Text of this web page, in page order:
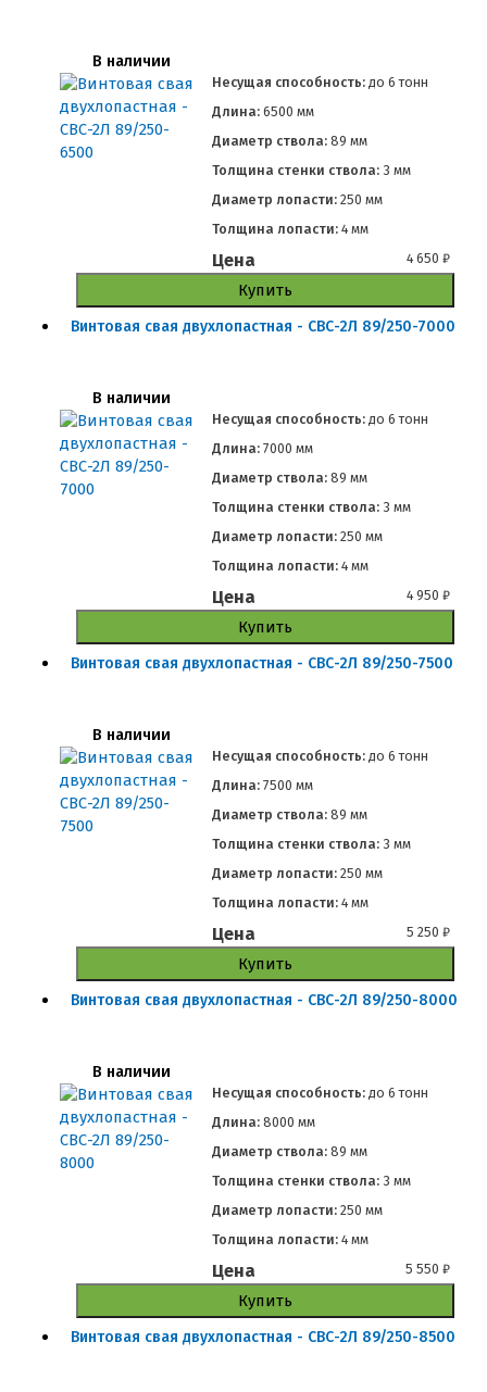
В наличии
Несущая способность: до 6 тонн
Длина:6500 мм
Диаметр ствола:89 мм
Толщина стенки ствола:3 мм
Диаметр лопасти:250 мм
Толщина лопасти:4 мм
Цена 4 650₽
Купить
Винтовая свая двухлопастная - СВС-2Л 89/250-7000
В наличии
Несущая способность: до 6 тонн
Длина:7000 мм
Диаметр ствола:89 мм
Толщина стенки ствола:3 мм
Диаметр лопасти:250 мм
Толщина лопасти:4 мм
Цена 4 950₽
Купить
Винтовая свая двухлопастная - СВС-2Л 89/250-7500
В наличии
Несущая способность: до 6 тонн
Длина:7500 мм
Диаметр ствола:89 мм
Толщина стенки ствола:3 мм
Диаметр лопасти:250 мм
Толщина лопасти:4 мм
Цена 5 250₽
Купить
Винтовая свая двухлопастная - СВС-2Л 89/250-8000
В наличии
Несущая способность: до 6 тонн
Длина:8000 мм
Диаметр ствола:89 мм
Толщина стенки ствола:3 мм
Диаметр лопасти:250 мм
Толщина лопасти:4 мм
Цена 5 550₽
Купить
Винтовая свая двухлопастная - СВС-2Л 89/250-8500